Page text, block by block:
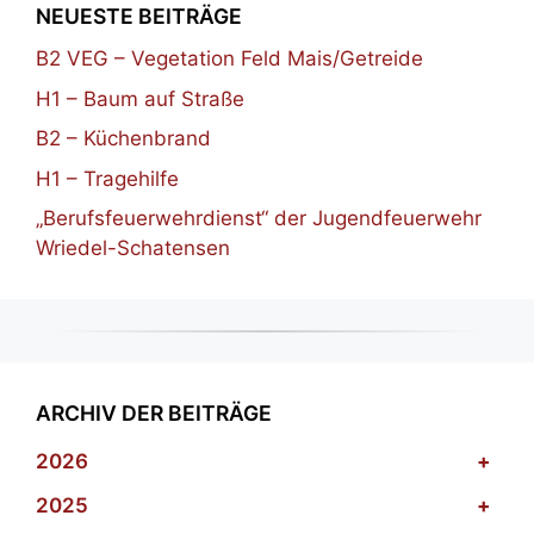
NEUESTE BEITRÄGE
B2 VEG – Vegetation Feld Mais/Getreide
H1 – Baum auf Straße
B2 – Küchenbrand
H1 – Tragehilfe
„Berufsfeuerwehrdienst“ der Jugendfeuerwehr
Wriedel-Schatensen
ARCHIV DER BEITRÄGE
2026
+
2025
+